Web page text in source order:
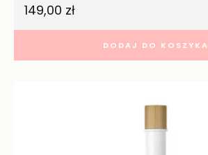
149,00 zł
DODAJ DO KOSZYKA